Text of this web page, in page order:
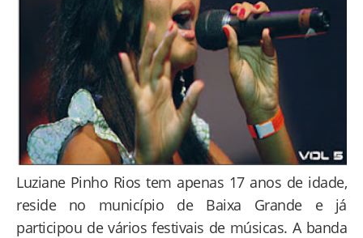
Luziane Pinho Rios tem apenas 17 anos de idade,
reside no município de Baixa Grande e já
participou de vários festivais de músicas. A banda